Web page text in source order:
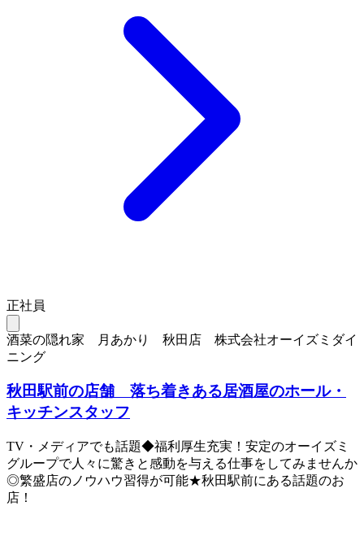
正社員
酒菜の隠れ家 月あかり 秋田店 株式会社オーイズミダイ
ニング
秋田駅前の店舗 落ち着きある居酒屋のホール・
キッチンスタッフ
TV・メディアでも話題◆福利厚生充実！安定のオーイズミ
グループで人々に驚きと感動を与える仕事をしてみませんか
◎繁盛店のノウハウ習得が可能★秋田駅前にある話題のお
店！